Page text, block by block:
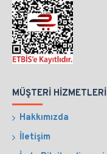
MÜŞTERI HIZMETLERI
Hakkımızda
İletişim